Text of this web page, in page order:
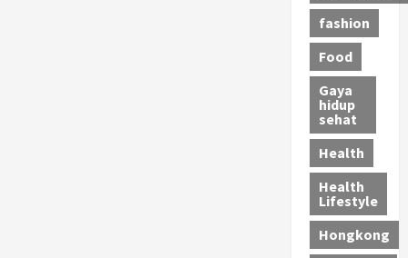
fashion
Food
Gaya
hidup
sehat
Health
Health
Lifestyle
Hongkong